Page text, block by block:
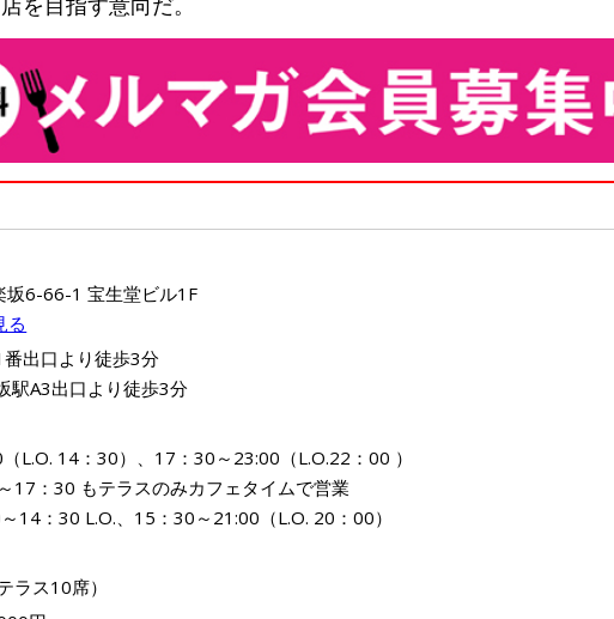
坂6-66-1 宝生堂ビル1F
る
出口より徒歩3分
駅A3出口より徒歩3分
L.O. 14：30）、17：30～23:00（L.O.22：00 ）
17：30 もテラスのみカフェタイムで営業
14：30 L.O.、15：30～21:00（L.O. 20：00）
ラス10席）